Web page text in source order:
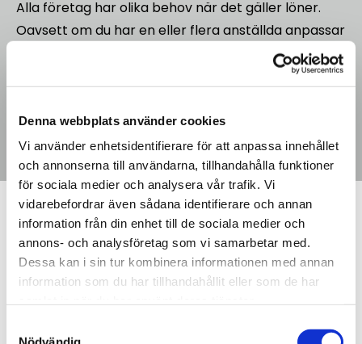
Denna webbplats använder cookies
Vi använder enhetsidentifierare för att anpassa innehållet
och annonserna till användarna, tillhandahålla funktioner
för sociala medier och analysera vår trafik. Vi
vidarebefordrar även sådana identifierare och annan
information från din enhet till de sociala medier och
annons- och analysföretag som vi samarbetar med.
Dessa kan i sin tur kombinera informationen med annan
information som du har tillhandahållit eller som de har
Alla företag har olika behov när det gäller löner.
Oavsett om du har en eller flera anställda anpassar
vi lönehanteringen efter ditt företag och dina
rutiner. Vi arbetar med tydlig struktur och löpande
överblick över företagets personalkostnader.
Arbetsgivardeklaration
och rapportering